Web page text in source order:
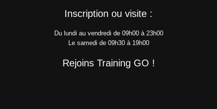
Inscription ou visite :
Du lundi au vendredi de 09h00 à 23h00
Le samedi de 09h30 à 19h00
Rejoins Training GO !